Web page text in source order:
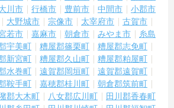
川市 行橋市 豊前市 中間市
小郡市
大野城市 宗像市 太宰府市
古賀市
若市 嘉麻市 朝倉市 みやま市
糸島
宇美町 糟屋郡篠栗町
糟屋郡志免町
新宮町 糟屋郡久山町
糟屋郡粕屋町
水巻町 遠賀郡岡垣町
遠賀郡遠賀町
鞍手町 嘉穂郡桂川町
朝倉郡筑前町
郡大木町 八女郡広川町
田川郡香春町